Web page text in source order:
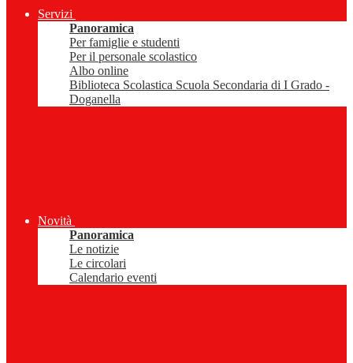
Servizi
Panoramica
Per famiglie e studenti
Per il personale scolastico
Albo online
Biblioteca Scolastica Scuola Secondaria di I Grado -
Doganella
Novità
Panoramica
Le notizie
Le circolari
Calendario eventi